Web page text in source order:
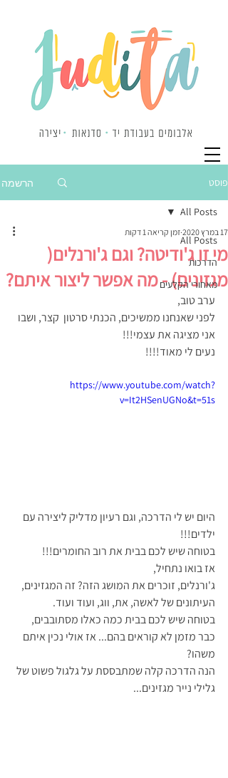
פוסט הרשמה
All Posts
הדרכות
מאחורי הקלעים
All Posts
מי זו ג'ודיטה? וגם ג'ורנלים(
מגזינים) - מה אפשר ליצור איתם?
17 במרץ 2020 זמן קריאה 1 דקות
ערב טוב,
לפני שאנחנו ממשיכים, הכנתי סרטון  קצר, ושבו
אני מציגה את עצמי!!!
נעים לי מאוד!!!!
https://www.youtube.com/watch?
v=It2HSenUGNo&t=51s
היום יש לי הדרכה, וגם רעיון מדליק ליצירה עם
ילדים!!!
בטוחה שיש לכם בבית את רוב החומרים!!!
אז בואו נתחיל,
ג'ורנלים, זוכרים את המושג הזה? זה המגזינים,
העיתונים של לאשה, את, ווג, ועוד ועוד.
בטוחה שיש לכם בבית כמה כאלו מסתובבים,
כבר מזמן לא קוראים בהם... אז אולי נכין איתם
משהו?
הנה הדרכה קלה שמתבססת על גלגול פשוט של
גלילי נייר מגזינים...